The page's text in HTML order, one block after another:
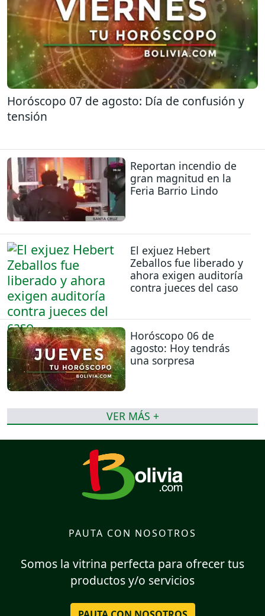
Horóscopo 07 de agosto: Día de confusión y
tensión
Reportan incendio de
gran magnitud en la
Feria Barrio Lindo
El exjuez Hebert
Zeballos fue liberado y
ahora exigen auditoría
contra jueces del caso
Horóscopo 06 de
agosto: Hoy tendrás
una sorpresa
VER MÁS +
PAUTA CON NOSOTROS
Somos la vitrina perfecta para ofrecer tus
productos y/o servicios